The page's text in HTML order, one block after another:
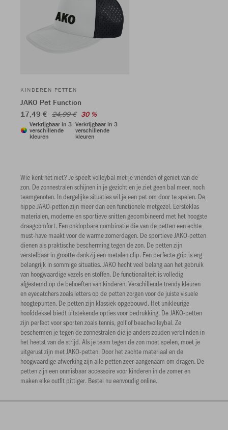
KINDEREN PETTEN
JAKO Pet Function
17,49 € 24,99 € 30 %
Verkrijgbaar in 3
verschillende
kleuren
Verkrijgbaar in 3
verschillende
kleuren
Wie kent het niet? Je speelt volleybal met je vrienden of geniet van de
zon. De zonnestralen schijnen in je gezicht en je ziet geen bal meer, noch
teamgenoten. In dergelijke situaties wil je een pet om door te spelen. De
hippe JAKO-petten zijn meer dan een functionele metgezel. Eersteklas
materialen, moderne en sportieve snitten gecombineerd met het hoogste
draagcomfort. Een onklopbare combinatie die van de petten een echte
must-have maakt voor de warme zomerdagen. De sportieve JAKO-petten
dienen als praktische bescherming tegen de zon. De petten zijn
verstelbaar in grootte dankzij een metalen clip. Een perfecte grip is erg
belangrijk in sommige situaties. JAKO hecht veel belang aan het gebruik
van hoogwaardige vezels en stoffen. De functionaliteit is volledig
afgestemd op de behoeften van kinderen. Verschillende trendy kleuren
en eyecatchers zoals letters op de petten zorgen voor de juiste visuele
hoogtepunten. De petten zijn klassiek opgebouwd. Het unikleurige
hoofddeksel biedt uitstekende opties voor bedrukking. De JAKO-petten
zijn perfect voor sporten zoals tennis, golf of beachvolleybal. Ze
beschermen je tegen de zonnestralen die je anders zouden verblinden in
het heetst van de strijd. Als je team tegen de zon moet spelen, moet je
uitgerust zijn met JAKO-petten. Door het zachte materiaal en de
hoogwaardige afwerking zijn alle petten zeer aangenaam om dragen. De
petten zijn een onmisbaar accessoire voor kinderen in de zomer en
maken elke outfit pittiger. Bestel nu eenvoudig online.